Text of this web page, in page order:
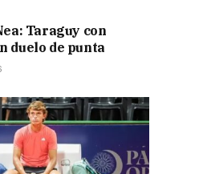
Taraguy con
duelo de punta